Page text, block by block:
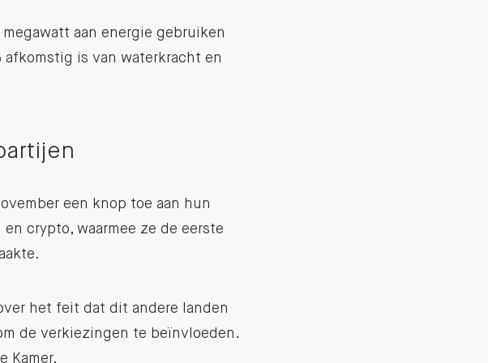
aan energie gebruiken
is van waterkracht en
een knop toe aan hun
crypto, waarmee ze de eerste
het feit dat dit andere landen
de verkiezingen te beïnvloeden.
Kamer.